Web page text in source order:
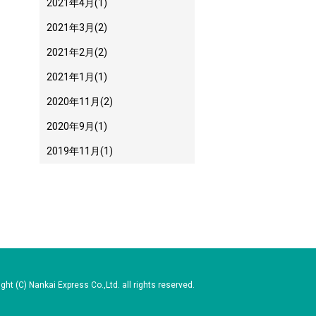
2021年4月(1)
2021年3月(2)
2021年2月(2)
2021年1月(1)
2020年11月(2)
2020年9月(1)
2019年11月(1)
(C) Nankai Express Co.,Ltd. all rights reserved.